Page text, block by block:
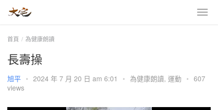
首頁 為健康朗讀
長壽操
旭平 • 2024 年 7 月 20 日 am 6:01 • 為健康朗讀, 運動 • 607
views